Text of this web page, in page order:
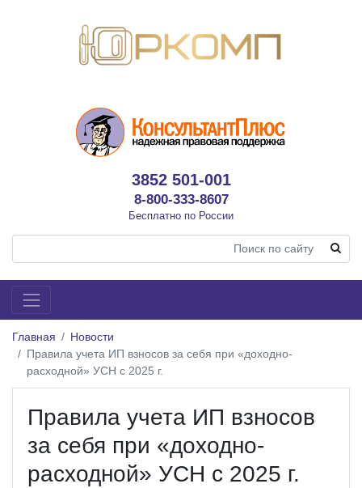
3852 501-001
8-800-333-8607
Бесплатно по России
Главная
Новости
Правила учета ИП взносов за себя при «доходно-
расходной» УСН с 2025 г.
Правила учета ИП взносов
за себя при «доходно-
расходной» УСН с 2025 г.